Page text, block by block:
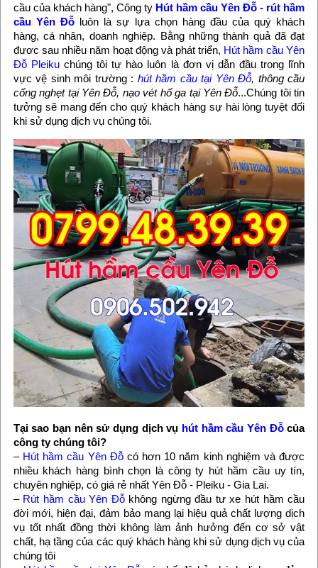
cầu của khách hàng", Công ty Hút hầm cầu Yên Đỗ - rút hầm
cầu Yên Đỗ luôn là sự lựa chọn hàng đầu của quý khách
hàng, cá nhân, doanh nghiệp. Bằng những thành quả đã đạt
đươc sau nhiều năm hoạt động và phát triển, Hút hầm cầu Yên
Đỗ Pleikuchúng tôi tự hào luôn là đơn vị dẫn đầu trong lĩnh
vực vệ sinh môi trường : hút hầm cầu tại Yên Đỗ, thông cầu
cống nghẹt tại Yên Đỗ, nạo vét hố ga tại Yên Đỗ...Chúng tôi tin
tưởng sẽ mang đến cho quý khách hàng sự hài lòng tuyệt đối
khi sử dụng dịch vụ chúng tôi.
Tại sao bạn nên sử dụng dịch vụ hút hầm cầu Yên Đỗcủa
công ty chúng tôi?
– Hút hầm cầu Yên Đỗcó hơn 10 năm kinh nghiệm và được
nhiều khách hàng bình chọn là công ty hút hầm cầu uy tín,
chuyên nghiệp, có giá rẻ nhất Yên Đỗ - Pleiku - Gia Lai.
– Rút hầm cầu Yên Đỗkhông ngừng đầu tư xe hút hầm cầu
đời mới, hiện đại, đảm bảo mang lại hiệu quả chất lượng dịch
vụ tốt nhất đồng thời không làm ảnh hưởng đến cơ sở vật
chất, hạ tầng của các quý khách hàng khi sử dụng dịch vụ của
chúng tôi